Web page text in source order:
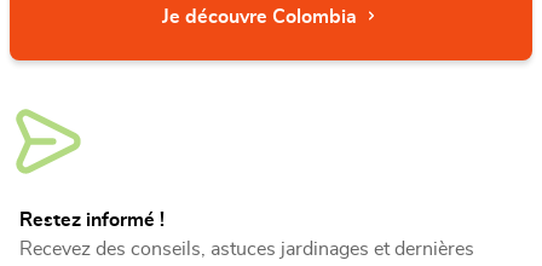
Je découvre Colombia
Restez informé !
Recevez des conseils, astuces jardinages et dernières